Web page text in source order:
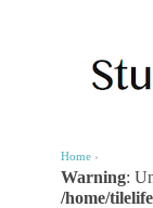
Home ›
Warning:
/home/